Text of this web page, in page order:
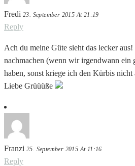
Fredi 23. September 2015 At 21:19
Reply
Ach du meine Güte sieht das lecker
nachmachen (wenn wir irgendwann ein
haben, sonst kriege ich den Kürbis nicht
Liebe Grüüüße
Franzi 25. September 2015 At 11:16
Reply